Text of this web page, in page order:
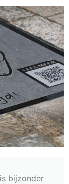
bijzonder